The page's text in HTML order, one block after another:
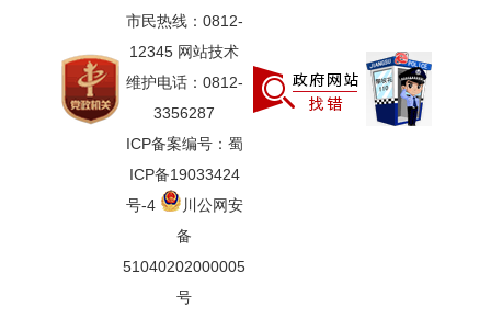
市民热线：0812-
12345 网站技术
维护电话：0812-
3356287
ICP备案编号：蜀
ICP备19033424
号-4
川公网安
备
51040202000005
号